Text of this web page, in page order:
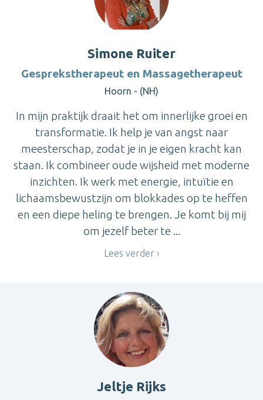
Simone Ruiter
Gesprekstherapeut en Massagetherapeut
Hoorn - (NH)
In mijn praktijk draait het om innerlijke groei en
transformatie. Ik help je van angst naar
meesterschap, zodat je in je eigen kracht kan
staan. Ik combineer oude wijsheid met moderne
inzichten. Ik werk met energie, intuïtie en
lichaamsbewustzijn om blokkades op te heffen
en een diepe heling te brengen. Je komt bij mij
om jezelf beter te ...
Lees verder
Jeltje Rijks